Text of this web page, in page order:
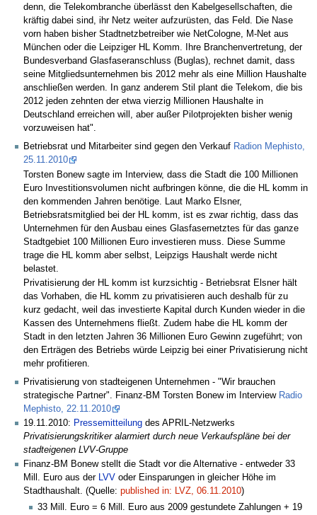
denn, die Telekombranche überlässt den Kabelgesellschaften, die
kräftig dabei sind, ihr Netz weiter aufzurüsten, das Feld. Die Nase
vorn haben bisher Stadtnetzbetreiber wie NetCologne, M-Net aus
München oder die Leipziger HL Komm. Ihre Branchenvertretung, der
Bundesverband Glasfaseranschluss (Buglas), rechnet damit, dass
seine Mitgliedsunternehmen bis 2012 mehr als eine Million Haushalte
anschließen werden. In ganz anderem Stil plant die Telekom, die bis
2012 jeden zehnten der etwa vierzig Millionen Haushalte in
Deutschland erreichen will, aber außer Pilotprojekten bisher wenig
vorzuweisen hat".
Betriebsrat und Mitarbeiter sind gegen den Verkauf Radion Mephisto,
25.11.2010
Torsten Bonew sagte im Interview, dass die Stadt die 100 Millionen
Euro Investitionsvolumen nicht aufbringen könne, die die HL komm in
den kommenden Jahren benötige. Laut Marko Elsner,
Betriebsratsmitglied bei der HL komm, ist es zwar richtig, dass das
Unternehmen für den Ausbau eines Glasfasernetztes für das ganze
Stadtgebiet 100 Millionen Euro investieren muss. Diese Summe
trage die HL komm aber selbst, Leipzigs Haushalt werde nicht
belastet.
Privatisierung der HL komm ist kurzsichtig - Betriebsrat Elsner hält
das Vorhaben, die HL komm zu privatisieren auch deshalb für zu
kurz gedacht, weil das investierte Kapital durch Kunden wieder in die
Kassen des Unternehmens fließt. Zudem habe die HL komm der
Stadt in den letzten Jahren 36 Millionen Euro Gewinn zugeführt; von
den Erträgen des Betriebs würde Leipzig bei einer Privatisierung nicht
mehr profitieren.
Privatisierung von stadteigenen Unternehmen - "Wir brauchen
strategische Partner". Finanz-BM Torsten Bonew im Interview Radio
Mephisto, 22.11.2010
19.11.2010: Pressemitteilung des APRIL-Netzwerks
Privatisierungskritiker alarmiert durch neue Verkaufspläne bei der
stadteigenen LVV-Gruppe
Finanz-BM Bonew stellt die Stadt vor die Alternative - entweder 33
Mill. Euro aus der LVV oder Einsparungen in gleicher Höhe im
Stadthaushalt. (Quelle: published in: LVZ, 06.11.2010)
33 Mill. Euro = 6 Mill. Euro aus 2009 gestundete Zahlungen + 19